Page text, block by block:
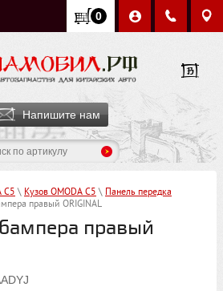
0
Напишите нам
C5\ Кузов OMODA C5 \ Панель передка
правый ORIGINAL
правый